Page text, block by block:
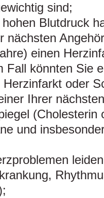
sind;
Blutdruck
nächsten
einen
Fall könnten Sie
oder
Ihrer
(Cholesterin
und
leiden